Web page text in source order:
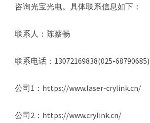
咨询光宝光电。具体联系信息如下：
联系人：陈蔡畅
联系电话：13072169838(025-68790685)
公司1：https://www.laser-crylink.cn/
公司2：https://www.crylink.cn/